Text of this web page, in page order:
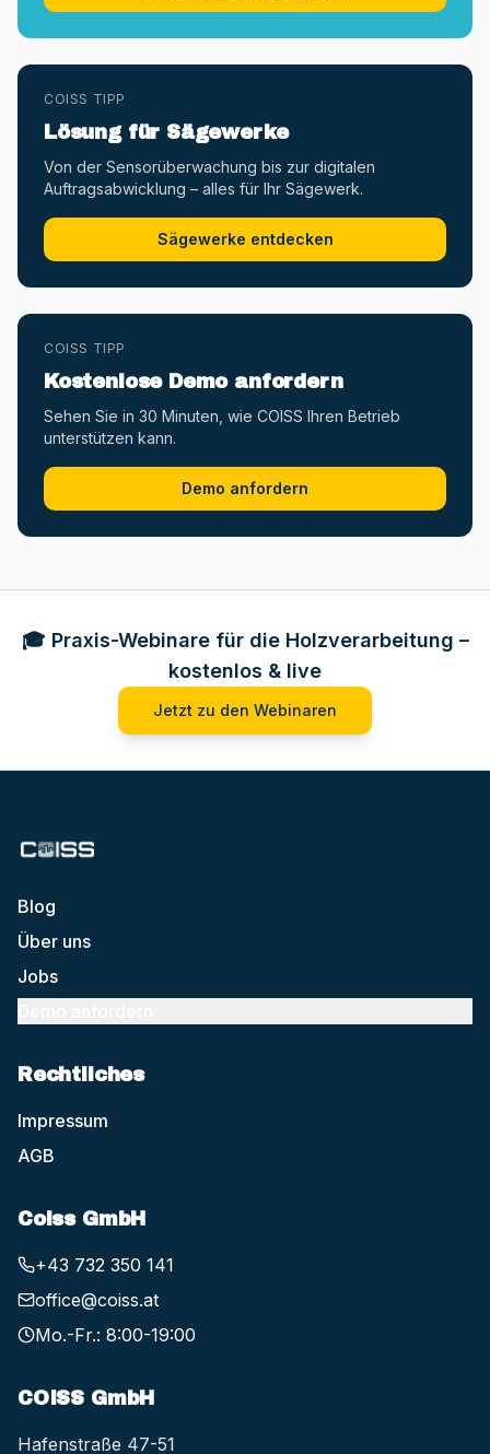
COISS TIPP
Lösung für Sägewerke
Von der Sensorüberwachung bis zur digitalen
Auftragsabwicklung – alles für Ihr Sägewerk.
Sägewerke entdecken
COISS TIPP
Kostenlose Demo anfordern
Sehen Sie in 30 Minuten, wie COISS Ihren Betrieb
unterstützen kann.
Demo anfordern
🎓 Praxis-Webinare für die Holzverarbeitung –
kostenlos & live
Jetzt zu den Webinaren
Blog
Über uns
Jobs
Rechtliches
Impressum
AGB
Coiss GmbH
+43 732 350 141
office@coiss.at
Mo.-Fr.: 8:00-19:00
COISS GmbH
Hafenstraße 47-51